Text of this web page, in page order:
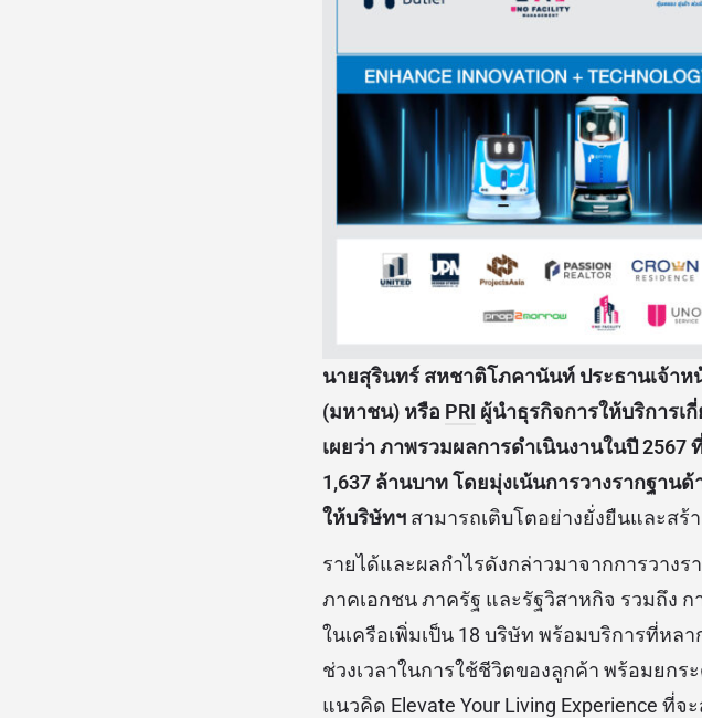
นายสุรินทร์ สหชาติโภคานันท์ ประธานเจ้า
(มหาชน) หรือ PRI ผู้นำธุรกิจการให้บริการเ
เผยว่า ภาพรวมผลการดำเนินงานในปี
1,637 ล้านบาท โดยมุ่งเน้นการวางรากฐาน
ให้บริษัทฯ สามารถเติบโตอย่างยั่งยืนและสร้
รายได้และผลกำไรดังกล่าวมาจากการวาง
ภาคเอกชน ภาครัฐ และรัฐวิสาหกิจ รวมถึง
ในเครือเพิ่มเป็น 18 บริษัท พร้อมบริการที่ห
ช่วงเวลาในการใช้ชีวิตของลูกค้า พร้อมยก
แนวคิด Elevate Your Living Experience